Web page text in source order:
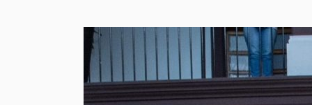
Colectivos
de
Búsqueda
y
Familiares